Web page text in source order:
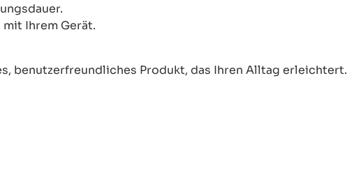
Ihrem Gerät.
benutzerfreundliches Produkt, das Ihren Alltag erleichtert.